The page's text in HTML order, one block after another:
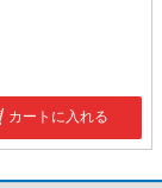
カートに入れる